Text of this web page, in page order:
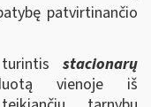
patvirtinančio
stacionarų
vienoje iš